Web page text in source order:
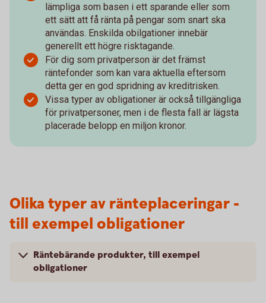
lämpliga som basen i ett sparande eller som
ett sätt att få ränta på pengar som snart ska
användas. Enskilda obilgationer innebär
generellt ett högre risktagande.
För dig som privatperson är det främst
räntefonder som kan vara aktuella eftersom
detta ger en god spridning av kreditrisken.
Vissa typer av obligationer är också tillgängliga
för privatpersoner, men i de flesta fall är lägsta
placerade belopp en miljon kronor.
Olika typer av ränteplaceringar -
till exempel obligationer
Räntebärande produkter, till exempel
obligationer